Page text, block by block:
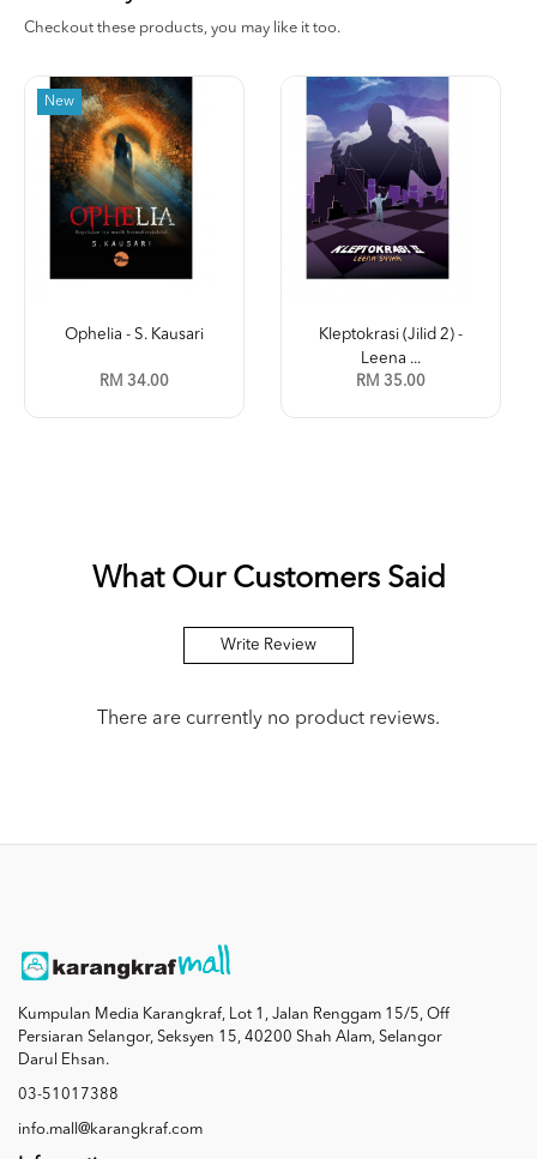
Checkout these products, you may like it too.
New
Ophelia - S. Kausari
RM 34.00
Kleptokrasi (Jilid 2) -
Leena ...
RM 35.00
What Our Customers Said
Write Review
There are currently no product reviews.
Kumpulan Media Karangkraf, Lot 1, Jalan Renggam 15/5, Off
Persiaran Selangor, Seksyen 15, 40200 Shah Alam, Selangor
Darul Ehsan.
03-51017388
info.mall@karangkraf.com